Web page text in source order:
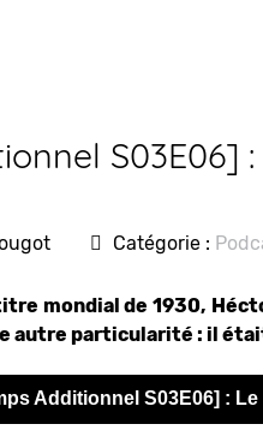
S03E06]
Catégorie :
mondial de 1930,
autre particularité : il
Additionnel S03E06] :